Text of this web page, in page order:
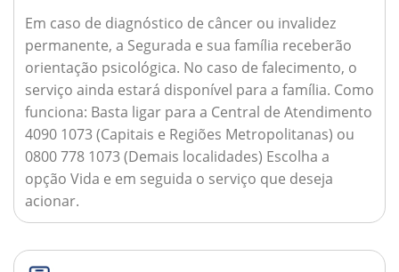
Em caso de diagnóstico de câncer ou invalidez
permanente, a Segurada e sua família receberão
orientação psicológica. No caso de falecimento, o
serviço ainda estará disponível para a família. Como
funciona: Basta ligar para a Central de Atendimento
4090 1073 (Capitais e Regiões Metropolitanas) ou
0800 778 1073 (Demais localidades) Escolha a
opção Vida e em seguida o serviço que deseja
acionar.